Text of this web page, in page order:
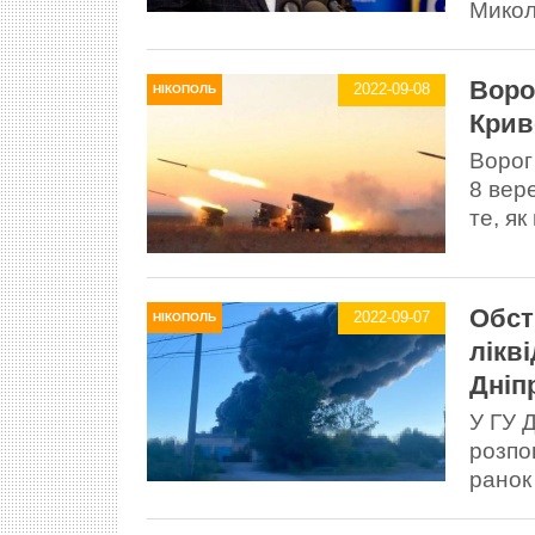
НІКОПОЛЬ 2022-09-08
8
те,
НІКОПОЛЬ 2022-09-07
У ГУ